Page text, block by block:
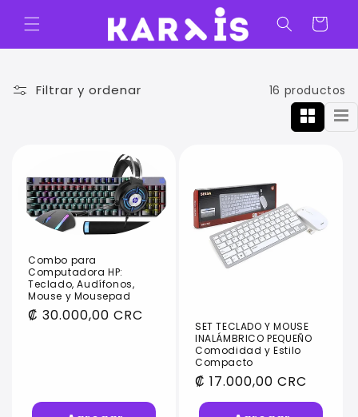
directamente
al contenido
Carrito
Filtrar y ordenar 16 productos
Combo para
Computadora HP:
Teclado, Audífonos,
Mouse y Mousepad
Precio
₡ 30.000,00 CRC
SET TECLADO Y MOUSE
INALÁMBRICO PEQUEÑO
Comodidad y Estilo
Compacto
Precio
habitual
₡ 17.000,00 CRC